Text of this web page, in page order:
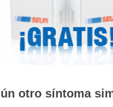
otro síntoma